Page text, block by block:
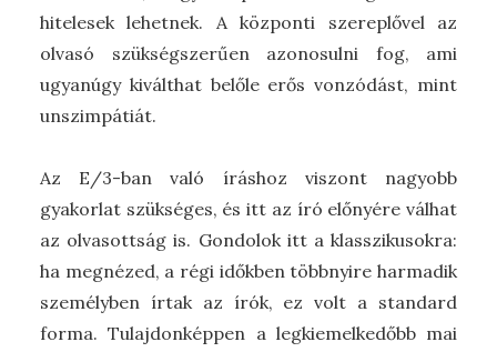
hitelesek lehetnek. A központi szereplővel az
olvasó szükségszerűen azonosulni fog, ami
ugyanúgy kiválthat belőle erős vonzódást, mint
unszimpátiát.
Az E/3-ban való íráshoz viszont nagyobb
gyakorlat szükséges, és itt az író előnyére válhat
az olvasottság is. Gondolok itt a klasszikusokra:
ha megnézed, a régi időkben többnyire harmadik
személyben írtak az írók, ez volt a standard
forma. Tulajdonképpen a legkiemelkedőbb mai